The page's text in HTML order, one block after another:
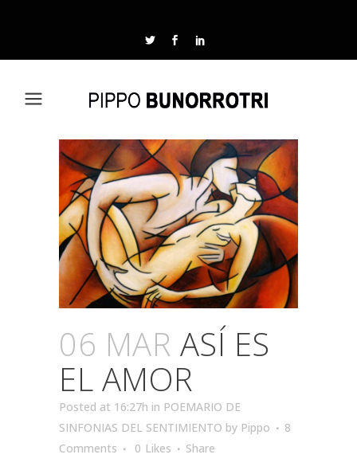
06 MAR ASÍ ES
EL AMOR
Posted at 16:27h in POEMARIO DE
SINFONIAS DEL SENTIMIENTO by Pippo
8
Comments
0 Likes Share